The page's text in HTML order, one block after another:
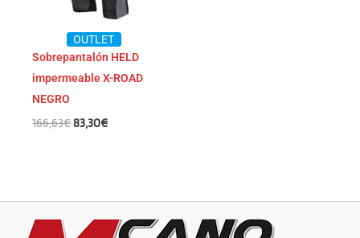
OUTLET
Sobrepantalón HELD
impermeable X-ROAD
NEGRO
166,63€83,30€